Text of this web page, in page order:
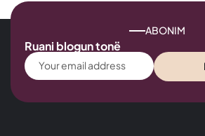
ABONIM
Ruani blogun tonë